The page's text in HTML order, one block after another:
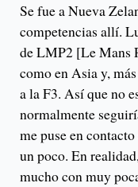
Se fue a Nueva
competencias allí.
de LMP2 [Le Mans
como en Asia y,
a la F3. Así que no
normalmente
me puse en
un poco. En
mucho con muy